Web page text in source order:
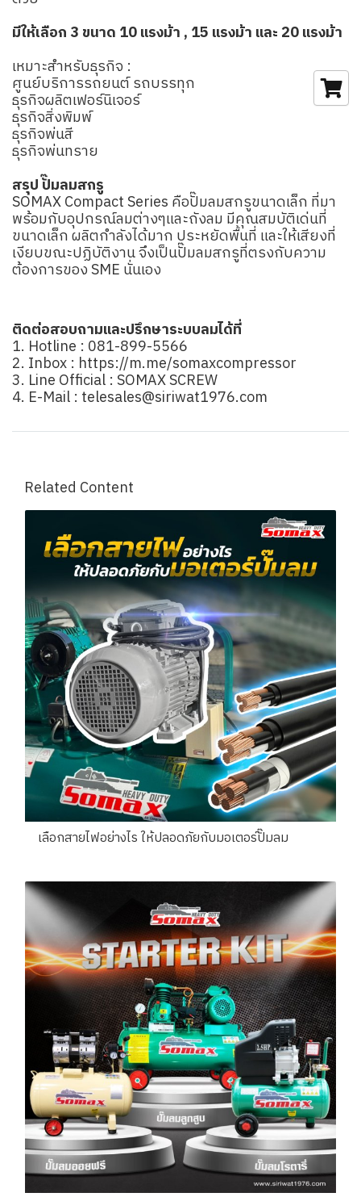
มีให้เลือก 3 ขนาด 10 แรงม้า , 15 แรงม้า และ 20 แรงม้า
เหมาะสำหรับธุรกิจ :
ศูนย์บริการรถยนต์ รถบรรทุก
ธุรกิจผลิตเฟอร์นิเจอร์
ธุรกิจสิ่งพิมพ์
ธุรกิจพ่นสี
ธุรกิจพ่นทราย
สรุป ปั๊มลมสกรู
SOMAX Compact Series คือปั๊มลมสกรูขนาดเล็ก ที่มา
พร้อมกับอุปกรณ์ลมต่างๆและถังลม มีคุณสมบัติเด่นที่
ขนาดเล็ก ผลิตกำลังได้มาก ประหยัดพื้นที่ และให้เสียงที่
เงียบขณะปฏิบัติงาน จึงเป็นปั๊มลมสกรูที่ตรงกับความ
ต้องการของ SME นั่นเอง
ติดต่อสอบถามและปรึกษาระบบลมได้ที่
1. Hotline : 081-899-5566
2. Inbox : https://m.me/somaxcompressor
3. Line Official : SOMAX SCREW
4. E-Mail : telesales@siriwat1976.com
Related Content
เลือกสายไฟอย่างไร ให้ปลอดภัยกับมอเตอร์ปั๊มลม